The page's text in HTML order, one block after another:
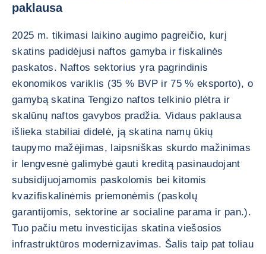
paklausa
2025 m. tikimasi laikino augimo pagreičio, kurį
skatins padidėjusi naftos gamyba ir fiskalinės
paskatos. Naftos sektorius yra pagrindinis
ekonomikos variklis (35 % BVP ir 75 % eksporto), o
gamybą skatina Tengizo naftos telkinio plėtra ir
skalūnų naftos gavybos pradžia. Vidaus paklausa
išlieka stabiliai didelė, ją skatina namų ūkių
taupymo mažėjimas, laipsniškas skurdo mažinimas
ir lengvesnė galimybė gauti kreditą pasinaudojant
subsidijuojamomis paskolomis bei kitomis
kvazifiskalinėmis priemonėmis (paskolų
garantijomis, sektorine ar socialine parama ir pan.).
Tuo pačiu metu investicijas skatina viešosios
infrastruktūros modernizavimas. Šalis taip pat toliau